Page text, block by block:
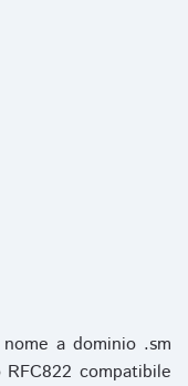
a dominio .sm
compatibile